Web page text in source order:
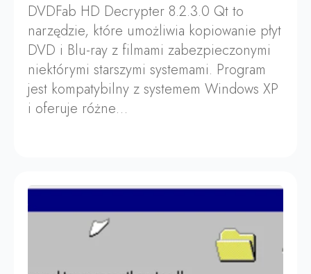
DVDFab HD Decrypter 8.2.3.0 Qt to
narzędzie, które umożliwia kopiowanie płyt
DVD i Blu-ray z filmami zabezpieczonymi
niektórymi starszymi systemami. Program
jest kompatybilny z systemem Windows XP
i oferuje różne…